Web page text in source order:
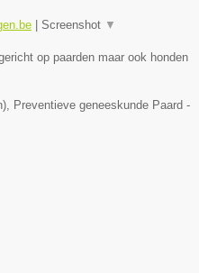
Screenshot ▼
op paarden maar ook honden
Preventieve geneeskunde Paard -